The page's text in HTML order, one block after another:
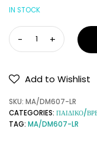
IN STOCK
Add to Wishlist
SKU: MA/DM607-LR
CATEGORIES: ΠΑΙΔΙΚΟ/
TAG: MA/DM607-LR